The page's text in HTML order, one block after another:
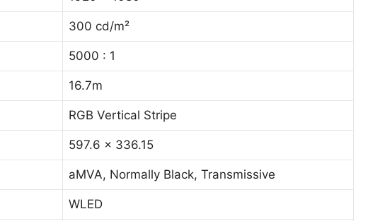
300 cd/m²
5000 : 1
16.7m
RGB Vertical Stripe
597.6 x 336.15
aMVA, Normally Black, Transmissive
WLED